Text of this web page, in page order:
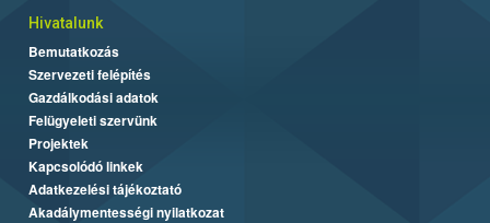
Hivatalunk
Bemutatkozás
Szervezeti felépítés
Gazdálkodási adatok
Felügyeleti szervünk
Projektek
Kapcsolódó linkek
Adatkezelési tájékoztató
Akadálymentességi nyilatkozat